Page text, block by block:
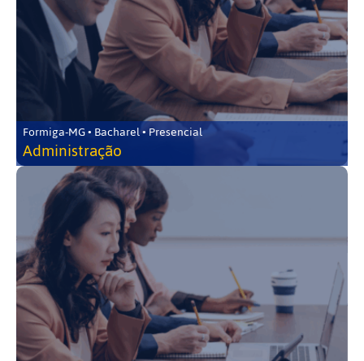
Formiga-MG • Bacharel • Presencial
Administração